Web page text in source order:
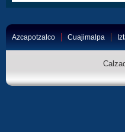
Azcapotzalco Cuajimalpa